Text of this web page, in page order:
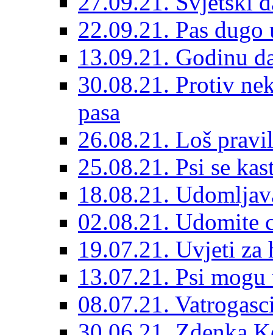
22.09.21. Pas
13.09.21. Godinu
30.08.21. Protiv
pasa
26.08.21. Loš
25.08.21. Psi se
18.08.21.
02.08.21. Udomite
19.07.21. Uvjeti za
13.07.21. Psi
08.07.21.